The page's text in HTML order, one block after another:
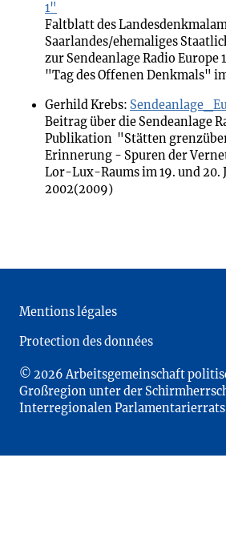
1"
Faltblatt des
Saarlandes/ehemaliges
zur Sendeanlage Radio Europe
"Tag des Offenen Denkmals"
Gerhild Krebs:
Beitrag über die Sendeanlage
Publikation "Stätten
Erinnerung - Spuren der
Lor-Lux-Raums im 19. und 20.
2002(2009)
Mentions légales
Protection des données
© 2026 Arbeitsgemeinschaft
Großregion unter der
Interregionalen Parlamentarierrats